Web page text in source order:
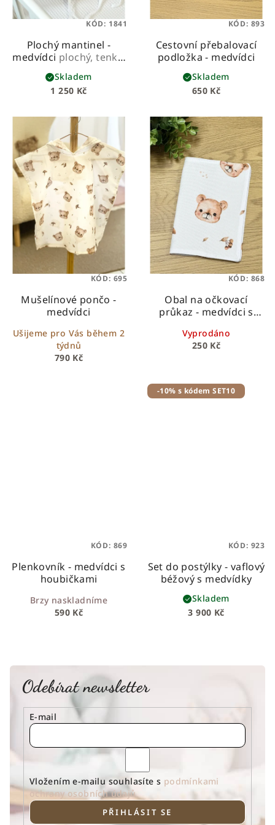
Plochý mantinel -
medvídci plochý, tenký,
s výplní z molitanu
1 250 Kč
Skladem
KÓD: 1841
Cestovní přebalovací
podložka - medvídci
650 Kč
Skladem
KÓD: 893
Mušelínové pončo -
medvídci
790 Kč
Ušijeme pro Vás během 2
týdnů
KÓD: 695
Obal na očkovací
průkaz - medvídci s
250 Kč
Vyprodáno
KÓD: 868
Plenkovník - medvídci s
houbičkami
590 Kč
Brzy naskladníme
KÓD: 869
-10% s kódem SET10
Set do postýlky - vaflový
béžový s medvídky
3 900 Kč
Skladem
KÓD: 923
Odebírat newsletter
E-mail
Vložením e-mailu souhlasíte s podmínkami
ochrany osobních údajů
PŘIHLÁSIT SE